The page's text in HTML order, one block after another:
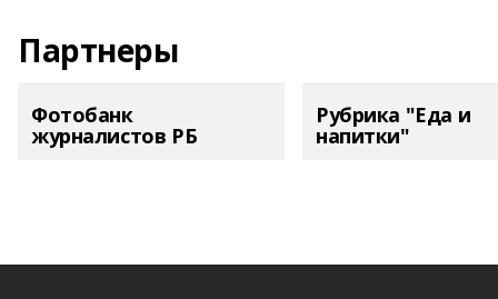
Партнеры
Фотобанк
журналистов РБ
Рубрика "Еда и
напитки"